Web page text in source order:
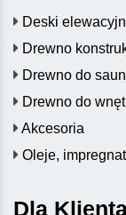
Deski
Drewno
Drewno do
Drewno do
Akcesoria
Oleje,
Dla